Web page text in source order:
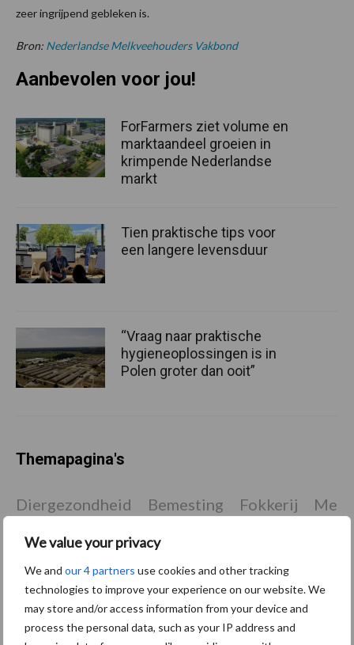
We value your privacy
We and our 4 partners use cookies and other tracking
technologies to improve your experience on our website. We
may store and/or access information from your device and
process the personal data, such as your IP address and
zeer ingrijpend gebleken is.
Bron: Nederlandse Melkveehouders Vakbond
Aanbevolen voor jou!
ForFarmers ziet volume en
marktaandeel groeien in
krimpende Nederlandse
markt
Tien praktische tips voor
een langere levensduur
“Vraag naar praktische
hygieneoplossingen is in
Polen groter dan ooit”
Themapagina's
Diergezondheid Bemesting Fokkerij
Bedrijfsnieuws
Ligbox &
Voerhekken